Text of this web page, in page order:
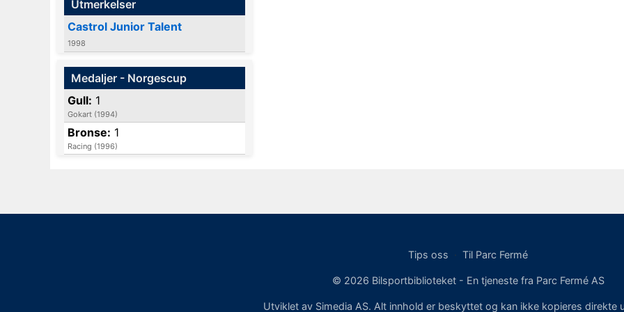
Utmerkelser
Castrol Junior Talent
1998
Medaljer - Norgescup
Gull: 1
Gokart (1994)
Bronse: 1
Racing (1996)
Tips oss · Til Parc Fermé
© 2026 Bilsportbiblioteket - En tjeneste fra Parc Fermé AS
Utviklet av Simedia AS. Alt innhold er beskyttet og kan ikke kopieres direkte